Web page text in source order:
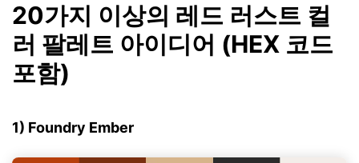
20가지 이상의 레드 러스트 컬
러 팔레트 아이디어 (HEX 코드
포함)
1) Foundry Ember